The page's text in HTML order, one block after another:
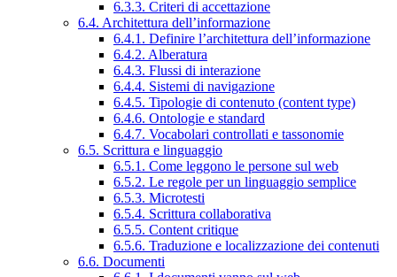
6.3.3. Criteri di accettazione
6.4. Architettura dell’informazione
6.4.1. Definire l’architettura dell’informazione
6.4.2. Alberatura
6.4.3. Flussi di interazione
6.4.4. Sistemi di navigazione
6.4.5. Tipologie di contenuto (content type)
6.4.6. Ontologie e standard
6.4.7. Vocabolari controllati e tassonomie
6.5. Scrittura e linguaggio
6.5.1. Come leggono le persone sul web
6.5.2. Le regole per un linguaggio semplice
6.5.3. Microtesti
6.5.4. Scrittura collaborativa
6.5.5. Content critique
6.5.6. Traduzione e localizzazione dei contenuti
6.6. Documenti